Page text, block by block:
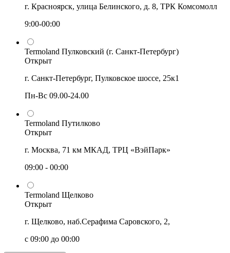
г. Красноярск, улица Белинского, д. 8, ТРК Комсомолл
9:00-00:00
Termoland Пулковский (г. Санкт-Петербург)
Открыт
г. Санкт-Петербург, Пулковское шоссе, 25к1
Пн-Вс 09.00-24.00
Termoland Путилково
Открыт
г. Москва, 71 км МКАД, ТРЦ «ВэйПарк»
09:00 - 00:00
Termoland Щелково
Открыт
г. Щелково, наб.Серафима Саровского, 2,
с 09:00 до 00:00